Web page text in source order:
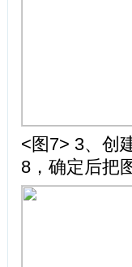
<图7> 3、创
8，确定后把